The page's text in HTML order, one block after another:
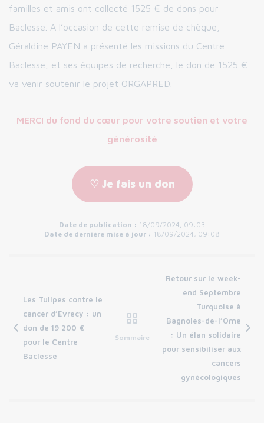
familles et amis ont collecté 1525 € de dons pour
Baclesse. A l’occasion de cette remise de chèque,
Géraldine PAYEN a présenté les missions du Centre
Baclesse, et ses équipes de recherche, le don de 1525 €
va venir soutenir le projet ORGAPRED.
MERCI du fond du cœur pour votre soutien et votre
générosité
♡ Je fais un don
Date de publication : 18/09/2024, 09:03
Date de dernière mise à jour : 18/09/2024, 09:08
Les Tulipes contre le
cancer d’Evrecy : un
don de 19 200 €
pour le Centre
Baclesse
Sommaire
Retour sur le week-
end Septembre
Turquoise à
Bagnoles-de-l’Orne
: Un élan solidaire
pour sensibiliser aux
cancers
gynécologiques